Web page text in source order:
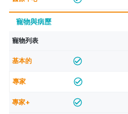
寵物與病歷
寵物列表